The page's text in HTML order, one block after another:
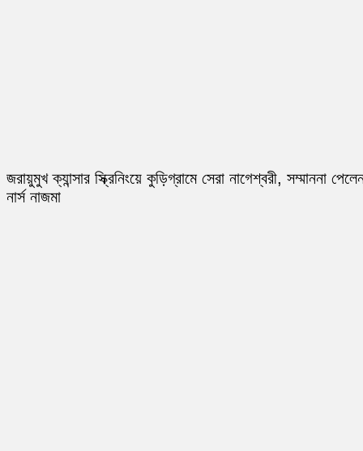
জরায়ুমুখ ক্যান্সার স্ক্রিনিংয়ে কুড়িগ্রামে সেরা নাগেশ্বরী, সম্মাননা
নার্স নাজমা